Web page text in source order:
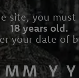
site, you must
18 years old.
your date of